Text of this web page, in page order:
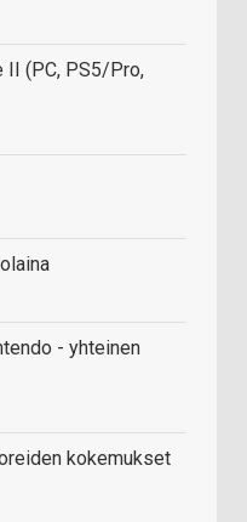
II (PC, PS5/Pro,
- yhteinen
kokemukset